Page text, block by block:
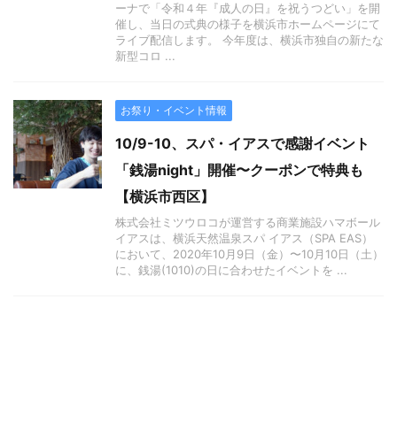
ーナで「令和４年『成人の日』を祝うつどい」を開
催し、当日の式典の様子を横浜市ホームページにて
ライブ配信します。 今年度は、横浜市独自の新たな
新型コロ ...
お祭り・イベント情報
10/9-10、スパ・イアスで感謝イベント
「銭湯night」開催〜クーポンで特典も
【横浜市西区】
株式会社ミツウロコが運営する商業施設ハマボール
イアスは、横浜天然温泉スパ イアス（SPA EAS）
において、2020年10月9日（金）〜10月10日（土）
に、銭湯(1010)の日に合わせたイベントを ...